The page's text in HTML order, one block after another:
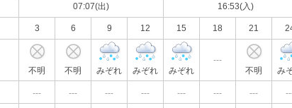
07:07(出) 16:53(入)
3 6 9 12 15 18 21
不明 不明 みぞれ みぞれ みぞれ
---
不明
み
--- --- --- --- --- --- ---